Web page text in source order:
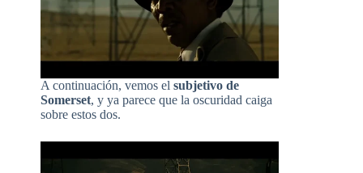
A continuación, vemos el subjetivo de
Somerset, y ya parece que la oscuridad caiga
sobre estos dos.